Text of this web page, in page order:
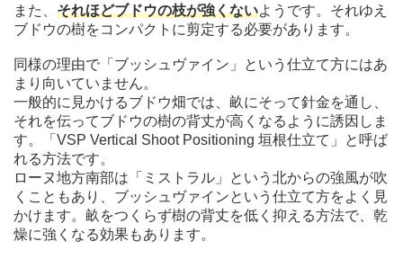
また、 それほどブドウの枝が強くないようです。それゆえ
ブドウの樹をコンパクトに剪定する必要があります。
同様の理由で「ブッシュヴァイン」という仕立て方にはあ
まり向いていません。
一般的に見かけるブドウ畑では、畝にそって針金を通し、
それを伝ってブドウの樹の背丈が高くなるように誘因しま
す。「VSP Vertical Shoot Positioning 垣根仕立て」と呼ば
れる方法です。
ローヌ地方南部は「ミストラル」という北からの強風が吹
くこともあり、ブッシュヴァインという仕立て方をよく見
かけます。畝をつくらず樹の背丈を低く抑える方法で、乾
燥に強くなる効果もあります。